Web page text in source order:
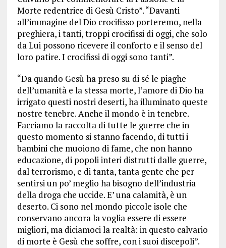
Morte redentrice di Gesù Cristo”. “Davanti
all’immagine del Dio crocifisso porteremo, nella
preghiera, i tanti, troppi crocifissi di oggi, che solo
da Lui possono ricevere il conforto e il senso del
loro patire. I crocifissi di oggi sono tanti”.
“Da quando Gesù ha preso su di sé le piaghe
dell’umanità e la stessa morte, l’amore di Dio ha
irrigato questi nostri deserti, ha illuminato queste
nostre tenebre. Anche il mondo è in tenebre.
Facciamo la raccolta di tutte le guerre che in
questo momento si stanno facendo, di tutti i
bambini che muoiono di fame, che non hanno
educazione, di popoli interi distrutti dalle guerre,
dal terrorismo, e di tanta, tanta gente che per
sentirsi un po’ meglio ha bisogno dell’industria
della droga che uccide. E’ una calamità, è un
deserto. Ci sono nel mondo piccole isole che
conservano ancora la voglia essere di essere
migliori, ma diciamoci la realtà: in questo calvario
di morte è Gesù che soffre, con i suoi discepoli”.